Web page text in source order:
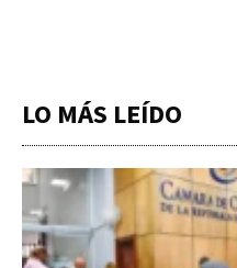
LO MÁS LEÍDO